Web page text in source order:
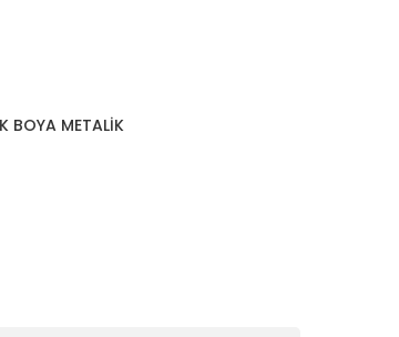
BOYA METALİK